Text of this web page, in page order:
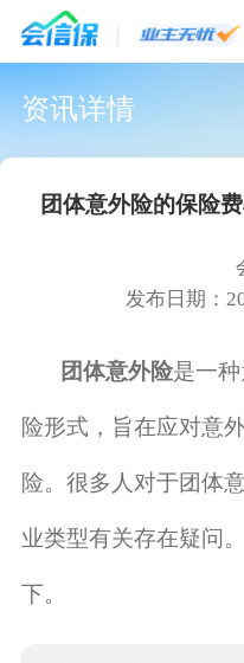
资讯详情
团体意外险的保险
发布日期：
团体意外险是一
险形式，旨在应对意
险。很多人对于团体
业类型有关存在疑问
下。